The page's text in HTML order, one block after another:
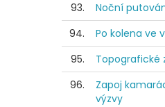
93.
Noční
94.
Po kolena ve
95.
Topografické
96.
Zapoj
výzvy